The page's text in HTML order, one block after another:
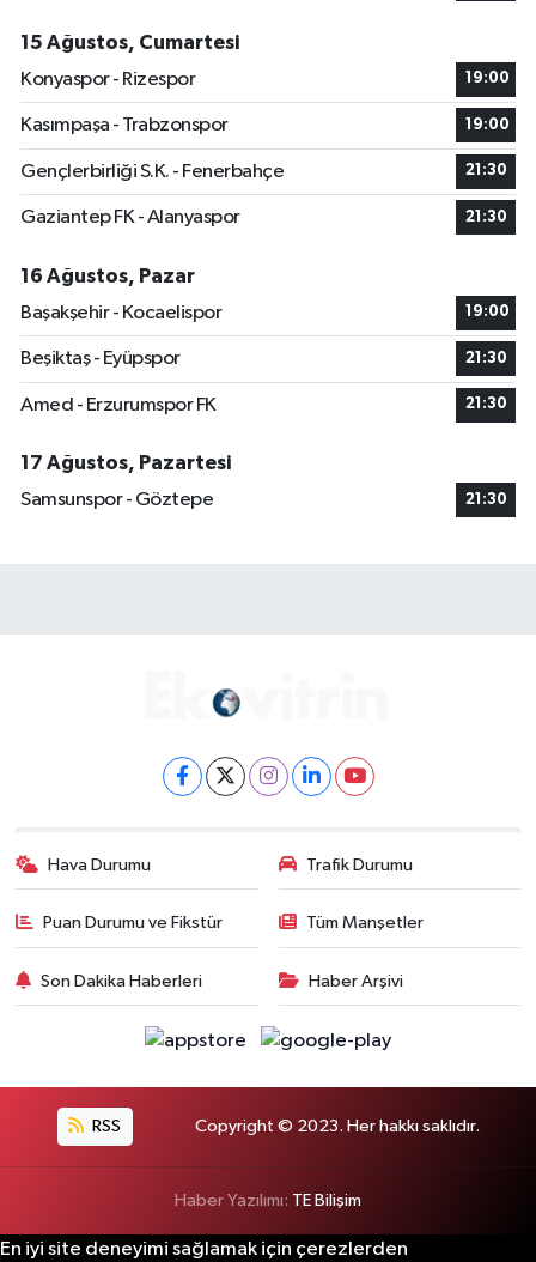
15 Ağustos, Cumartesi
Konyaspor - Rizespor
19:00
Kasımpaşa - Trabzonspor 19:00
Gençlerbirliği S.K. - Fenerbahçe 21:30
Gaziantep FK - Alanyaspor 21:30
16 Ağustos, Pazar
Başakşehir - Kocaelispor
19:00
Beşiktaş - Eyüpspor 21:30
Amed - Erzurumspor FK 21:30
17 Ağustos, Pazartesi
Samsunspor - Göztepe
21:30
Hava Durumu Trafik Durumu
Puan Durumu ve Fikstür Tüm Manşetler
Son Dakika Haberleri Haber Arşivi
RSS Copyright © 2023. Her hakkı saklıdır.
Haber Yazılımı: TE Bilişim
En iyi site deneyimi sağlamak için çerezlerden